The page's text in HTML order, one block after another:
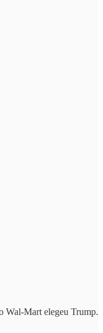
Wal-Mart elegeu Trump.